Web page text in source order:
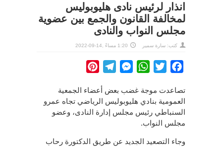
انذار لرئيس نادى هليوبوليس
لمخالفة القانون والجمع بين عضوية
مجلس النواب والنادى
كتب: سارة سمير 1:20 مساءً ,14-09-2022
Facebook
Twitter
WhatsApp
Messenger
Telegram
تصاعدت موجة غضب بعض أعضاء الجمعية
العمومية بنادي هليوبوليس الرياضي تجاه عمرو
السنباطي رئيس مجلس إدارة النادى، وعضو
مجلس النواب.
وجاء التصعيد الجديد عن طريق الدكتورة رحاب